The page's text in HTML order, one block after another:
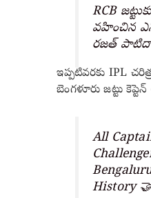
RCB
వహించిన
రజత్
ఇప్పటివరకు IPL
బెంగళూరు జట్టు
All
History